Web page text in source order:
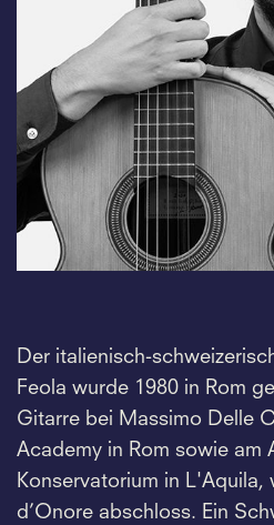
Der italienisch-
Feola wurde 1980 in Rom
Gitarre bei Massimo Delle
Academy in Rom sowie am
Konservatorium in L'Aquila,
d’Onore abschloss. Ein